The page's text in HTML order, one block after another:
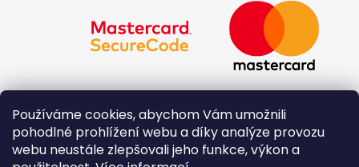
Používáme cookies, abychom Vám umožnili
pohodlné prohlížení webu a díky analýze provozu
webu neustále zlepšovali jeho funkce, výkon a